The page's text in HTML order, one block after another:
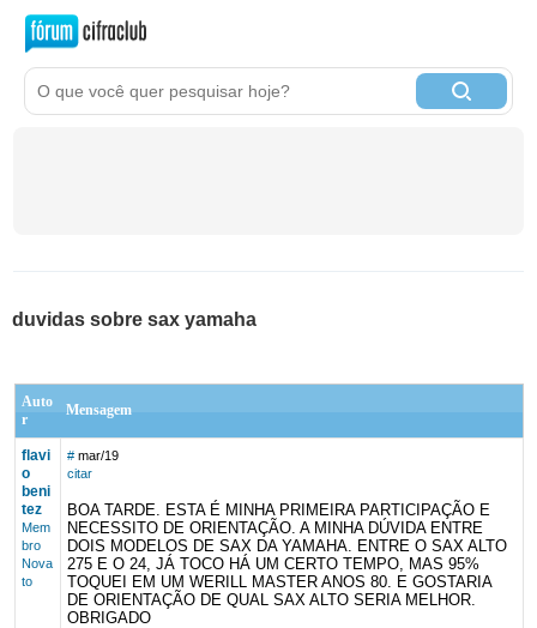
duvidas sobre sax yamaha
Auto
r
Mensagem
flavi
o
beni
tez
Mem
bro
Nova
to
# mar/19
citar
BOA TARDE. ESTA É MINHA PRIMEIRA PARTICIPAÇÃO E
NECESSITO DE ORIENTAÇÃO. A MINHA DÚVIDA ENTRE
DOIS MODELOS DE SAX DA YAMAHA. ENTRE O SAX ALTO
275 E O 24, JÁ TOCO HÁ UM CERTO TEMPO, MAS 95%
TOQUEI EM UM WERILL MASTER ANOS 80. E GOSTARIA
DE ORIENTAÇÃO DE QUAL SAX ALTO SERIA MELHOR.
OBRIGADO